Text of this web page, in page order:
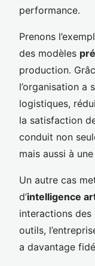
performance.
Prenons
des modèles
production.
l’organisation a
logistiques,
la satisfaction
conduit non
mais aussi à
Un autre cas
d’intelligence
interactions des
outils,
a davantage